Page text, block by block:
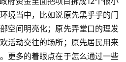
境当中，比如说原先黑乎乎的门
空间明亮化；原先弄堂口的理发
活动交往的场所；原先居民用来
更多的着眼点在于怎么通过一些